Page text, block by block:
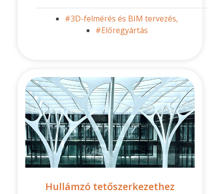
#3D-felmérés és BIM tervezés,
#Előregyártás
Hullámzó tetőszerkezethez